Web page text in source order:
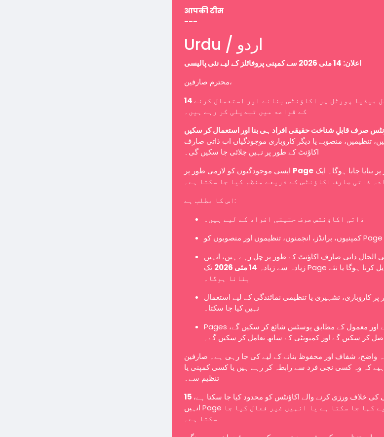
आपकी टीम
---
Urdu / اردو
اعلان: 14 مئی 2026 سے کمپنی پروفائلز کے لیے نئی پالیسی
محترم صارفین،
میڈیا پورٹل پر اکاؤنٹس بنانے اور استعمال کرنے
کے قواعد میں تبدیلی کر رہے ہیں۔
صرف قابلِ شناخت حقیقی افراد ہی بنا اور استعمال کر سکیں
تنظیمیں، منصوبے یا دیگر کاروباری موجودگیاں اب ذاتی صارف
اکاؤنٹ کے طور پر نہیں چلائی جا سکیں گی۔
Page
ذاتی صارف اکاؤنٹس کے ذریعے منظم کیا جا سکتا ہے۔
اس کا مطلب ہے:
ذاتی اکاؤنٹس صرف حقیقی افراد کے لیے ہیں۔
الحال ذاتی صارف اکاؤنٹ کے طور پر چل رہے ہیں، انہیں
زیادہ سے زیادہ 14 مئی 2026
تک Page میں تبدیل کرنا ہوگا یا نئے Page کے طور پر
بنانا ہوگا۔
پر کاروباری، تشہیری یا تنظیمی نمائندگی کے لیے استعمال
نہیں کیا جا سکتا۔
Pages عوامی طور پر نظر آتے رہیں گے اور معمول کے مطابق پوسٹس شائع کر سکیں گے،
کر سکیں گے اور کمیونٹی کے ساتھ تعامل کر سکیں گے۔
واضح، شفاف اور محفوظ بنانے کے لیے کی جا رہی ہے۔ صارفین
کہ وہ کسی نجی فرد سے رابطہ کر رہے ہیں یا کسی کمپنی یا
تنظیم سے۔
کی خلاف ورزی کرنے والے اکاؤنٹس کو محدود کیا جا سکتا ہے،
انہیں Page میں تبدیل کرنے کے لیے کہا جا سکتا ہے یا انہیں غیر فعال کیا جا
سکتا ہے۔